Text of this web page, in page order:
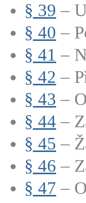
§ 39 –
§ 40 –
§ 41 –
§ 42 –
§ 43 –
§ 44 –
§ 45 –
§ 46 –
§ 47 –